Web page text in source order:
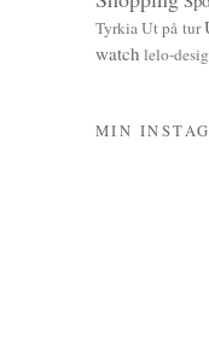
TyrkiaUt på tur
watch lelo-
MIN